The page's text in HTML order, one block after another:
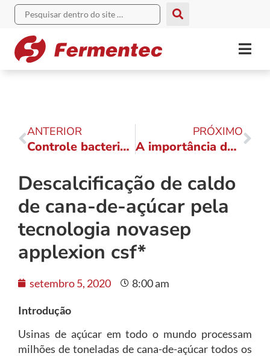
ANTERIOR
Controle bacteriano na fermentação alcoólica influência diretamente na redução dos custos operacionais e perdas dos açucares*
PRÓXIMO
A importância do monitoramento ambiental microbiológico nas usinas*
Descalcificação de caldo
de cana-de-açúcar pela
tecnologia novasep
applexion csf*
setembro 5, 2020 8:00 am
Introdução
Usinas de açúcar em todo o mundo processam
milhões de toneladas de cana-de-açúcar todos os